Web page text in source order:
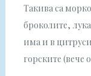
Такива са
броколите,
има и в
горските